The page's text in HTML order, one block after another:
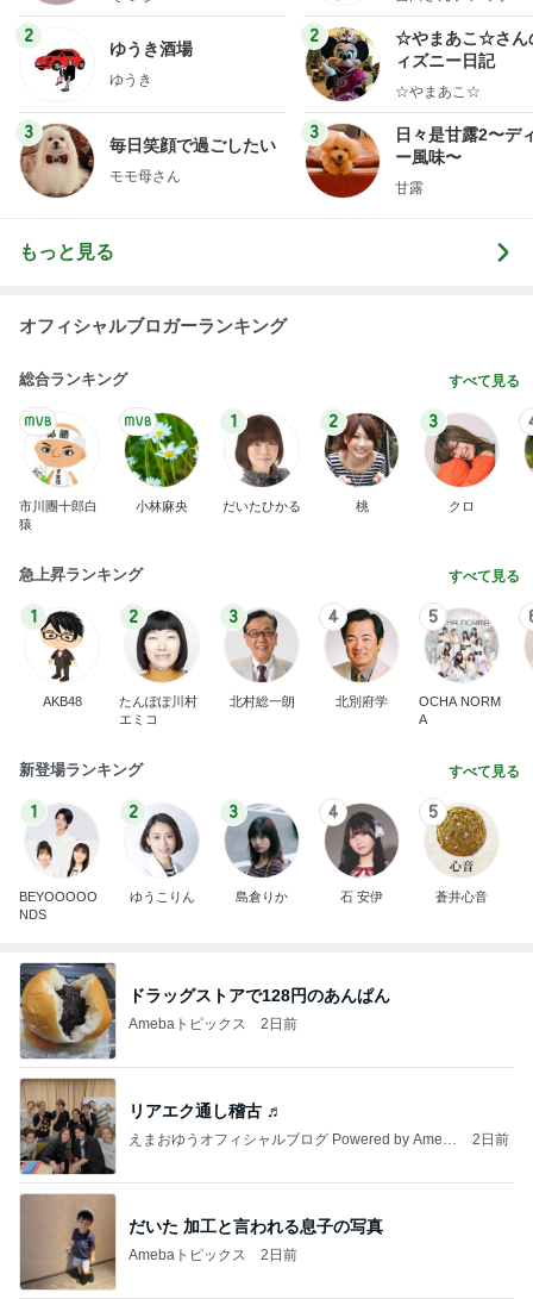
2
ゆうき酒場
ゆうき
3
毎日笑顔で過ごしたい
モモ母さん
ログ
2
☆やまあこ☆さん
ィズニー日記
☆やまあこ☆
3
日々是甘露2〜デ
ー風味〜
甘露
もっと見る
オフィシャルブロガーランキング
総合ランキング すべて見る
市川團十郎白
猿
小林麻央
1
だいたひかる
2
桃
3
クロ
急上昇ランキング すべて見る
1
AKB48
2
たんぽぽ川村
エミコ
3
北村総一朗
4
北別府学
5
OCHA NORM
A
新登場ランキング すべて見る
1
BEYOOOOO
NDS
2
ゆうこりん
3
島倉りか
4
石 安伊
5
蒼井心音
ドラッグストアで128円のあんぱん
Amebaトピックス 2日前
リアエク通し稽古 ♬
えまおゆうオフィシャルブログ Powered by Ameb
2日前
だいた 加工と言われる息子の写真
Amebaトピックス 2日前